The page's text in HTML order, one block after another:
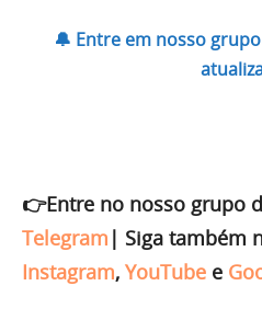
🔔 Entre em nosso
👉Entre no nosso grupo
Telegram | Siga também
Instagram, YouTube e